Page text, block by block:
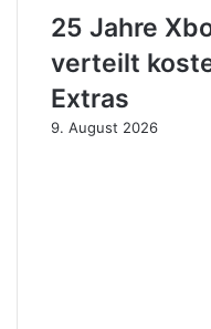
25 Jahre
verteilt
Extras
9. August 2026